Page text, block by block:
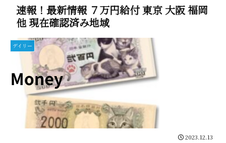
速報！最新情報 ７万円給付 東京 大阪 福岡
他 現在確認済み地域
デイリー
2023.12.13